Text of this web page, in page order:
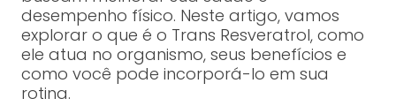
desempenho físico. Neste artigo, vamos
explorar o que é o Trans Resveratrol, como
ele atua no organismo, seus benefícios e
como você pode incorporá-lo em sua
rotina.